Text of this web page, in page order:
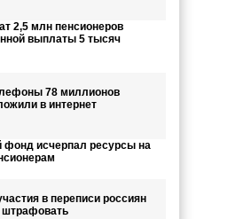
2,5 млн пенсионеров
выплаты 5 тысяч
78 миллионов
в интернет
фонд исчерпал ресурсы на
в переписи россиян
штрафовать